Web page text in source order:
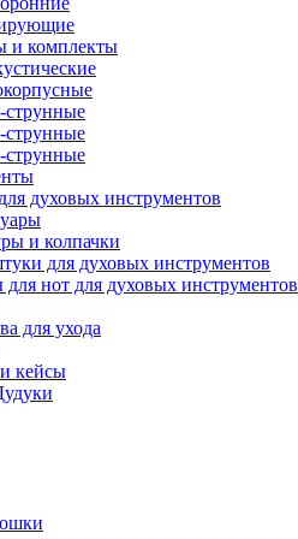
и комплекты
струнные
струнные
струнные
духовых инструментов
и колпачки
для духовых инструментов
для нот для духовых инструментов
для ухода
кейсы